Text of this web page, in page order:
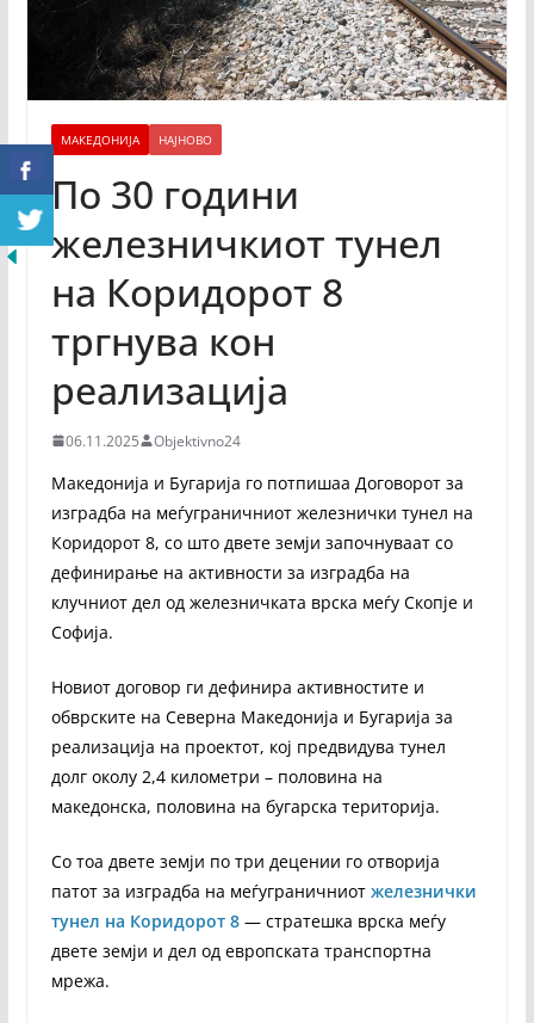
МАКЕДОНИЈА НАЈНОВО
По 30 години
железничкиот тунел
на Коридорот 8
тргнува кон
реализација
06.11.2025 Objektivno24
Македонија и Бугарија го потпишаа Договорот за
изградба на меѓуграничниот железнички тунел на
Коридорот 8, со што двете земји започнуваат со
дефинирање на активности за изградба на
клучниот дел од железничката врска меѓу Скопје и
Софија.
Новиот договор ги дефинира активностите и
обврските на Северна Македонија и Бугарија за
реализација на проектот, кој предвидува тунел
долг околу 2,4 километри – половина на
македонска, половина на бугарска територија.
Со тоа двете земји по три децении го отворија
патот за изградба на меѓуграничниот железнички
тунел на Коридорот 8— стратешка врска меѓу
двете земји и дел од европската транспортна
мрежа.